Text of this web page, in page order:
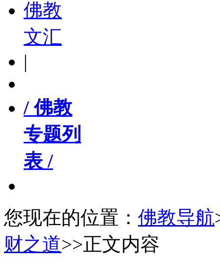
佛教
文汇
|
/ 佛教
专题列
表 /
您现在的位置： 佛教导航
财之道>>正文内容